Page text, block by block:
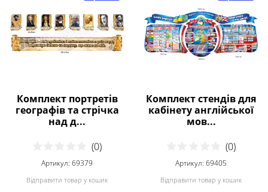
Комплект портретів
географів та стрічка
над д...
(0)
Артикул: 69379
Відправити товар у кошик
Комплект стендів для
кабінету англійської
мов...
(0)
Артикул: 69405
Відправити товар у кошик